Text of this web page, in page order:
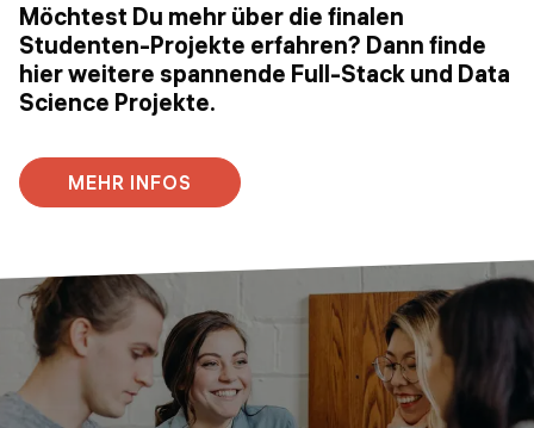
Möchtest Du mehr über die finalen
Studenten-Projekte erfahren? Dann finde
hier weitere spannende Full-Stack und Data
Science Projekte.
MEHR INFOS